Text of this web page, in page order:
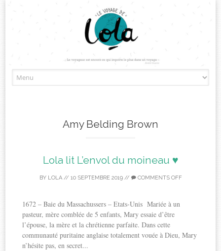
to
Amy Belding Brown
Lola lit L’envol du moineau ♥
BY LOLA// 10 SEPTEMBRE 2019// COMMENTS OFF
1672 – Baie du Massachussers – Etats-Unis Mariée à un
pasteur, mère comblée de 5 enfants, Mary essaie d’être
l’épouse, la mère et la chrétienne parfaite. Dans cette
communauté puritaine anglaise totalement vouée à Dieu, Mary
n’hésite pas, en secret...